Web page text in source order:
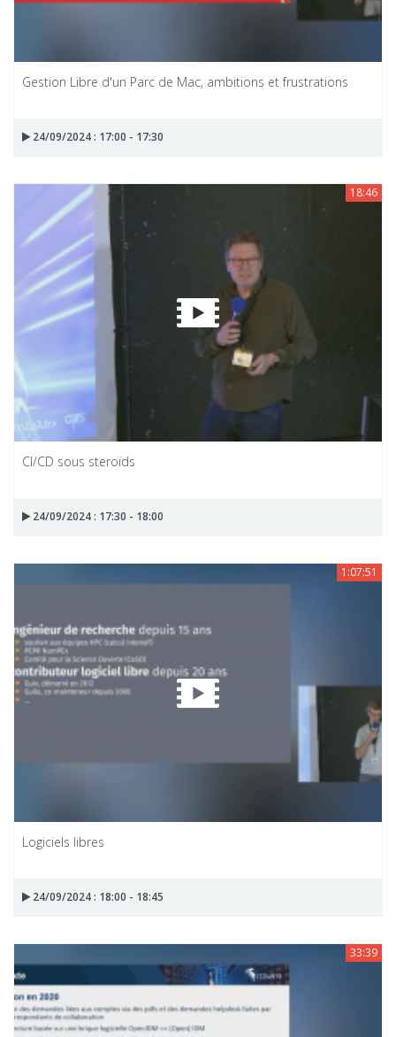
Gestion Libre d'un Parc de Mac, ambitions et frustrations
24/09/2024 : 17:00 - 17:30
18:46
CI/CD sous steroïds
24/09/2024 : 17:30 - 18:00
1:07:51
Logiciels libres
24/09/2024 : 18:00 - 18:45
33:39